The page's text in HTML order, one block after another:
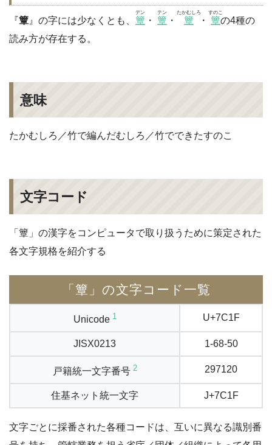
『簟』の字には少なくとも、 簟
デン
・ 簟
テン
・ 簟
たかむしろ
・ 簟
すのこ
の4種の
読み方が存在する。
意味
たかむしろ／竹で編んだむしろ／竹でできたすのこ
文字コード
「簟」の漢字をコンピュータで取り扱うために策定された
各文字規格を紹介する
「簟」の文字コード一覧
Unicode 1 U+7C1F
JISX0213 1-68-50
戸籍統一文字番号 2 297120
住基ネット統一文字 J+7C1F
文字ごとに採番された各種コードは、互いに異なる識別番